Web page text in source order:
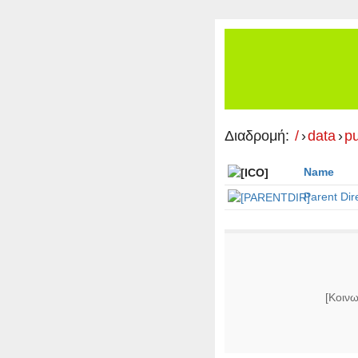
Διαδρομή: / ›data ›
Name
Parent